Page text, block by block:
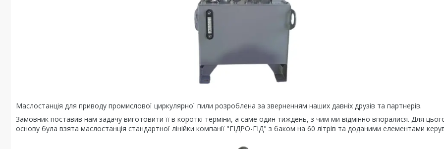
Маслостанція для приводу промислової циркулярної пили розроблена за зверненням наших давніх друзів та партнерів.
Замовник поставив нам задачу виготовити її в короткі терміни, а саме один тиждень, з чим ми відмінно впоралися. Для цього
основу була взята маслостанція стандартної лінійки компанії "ГІДРО-ГІД" з баком на 60 літрів та доданими елементами